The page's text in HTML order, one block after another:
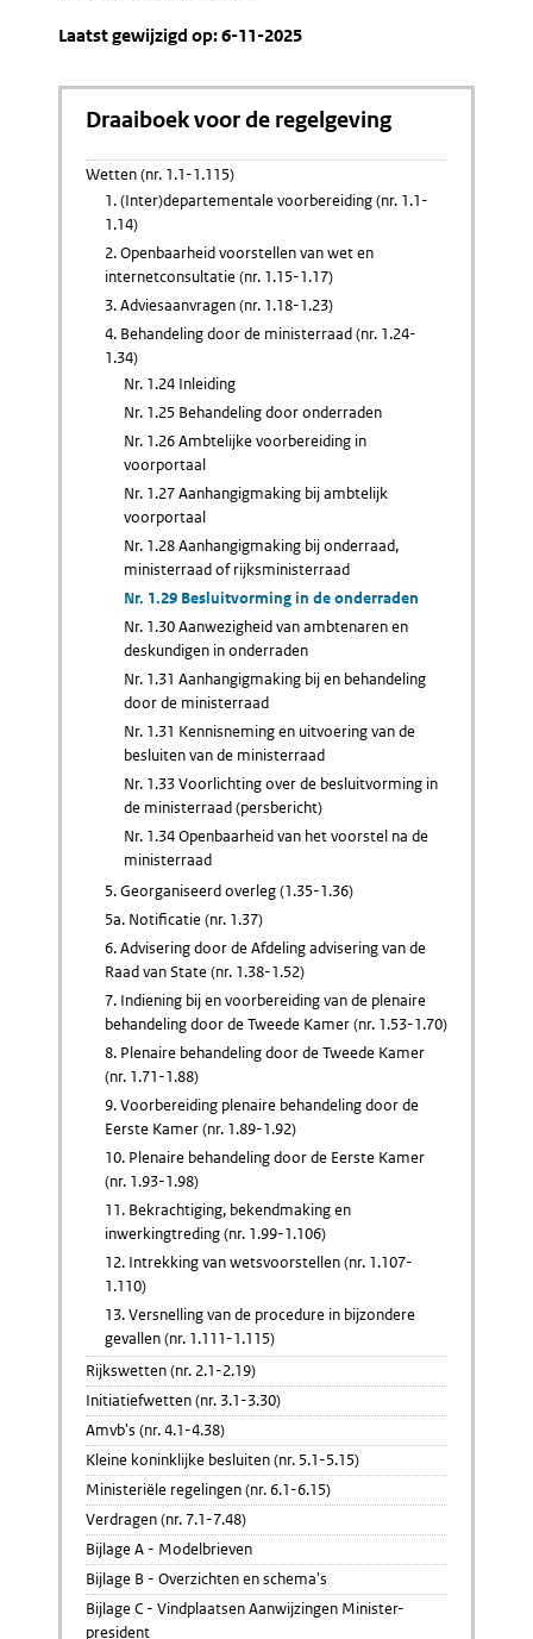
Laatst gewijzigd op: 6-11-2025
Draaiboek voor de regelgeving
Wetten (nr. 1.1-1.115)
1. (Inter)departementale voorbereiding (nr. 1.1-
1.14)
2. Openbaarheid voorstellen van wet en
internetconsultatie (nr. 1.15-1.17)
3. Adviesaanvragen (nr. 1.18-1.23)
4. Behandeling door de ministerraad (nr. 1.24-
1.34)
Nr. 1.24 Inleiding
Nr. 1.25 Behandeling door onderraden
Nr. 1.26 Ambtelijke voorbereiding in
voorportaal
Nr. 1.27 Aanhangigmaking bij ambtelijk
voorportaal
Nr. 1.28 Aanhangigmaking bij onderraad,
ministerraad of rijksministerraad
Nr. 1.29 Besluitvorming in de onderraden
Nr. 1.30 Aanwezigheid van ambtenaren en
deskundigen in onderraden
Nr. 1.31 Aanhangigmaking bij en behandeling
door de ministerraad
Nr. 1.31 Kennisneming en uitvoering van de
besluiten van de ministerraad
Nr. 1.33 Voorlichting over de besluitvorming in
de ministerraad (persbericht)
Nr. 1.34 Openbaarheid van het voorstel na de
ministerraad
5. Georganiseerd overleg (1.35-1.36)
5a. Notificatie (nr. 1.37)
6. Advisering door de Afdeling advisering van de
Raad van State (nr. 1.38-1.52)
7. Indiening bij en voorbereiding van de plenaire
behandeling door de Tweede Kamer (nr. 1.53-1.70)
8. Plenaire behandeling door de Tweede Kamer
(nr. 1.71-1.88)
9. Voorbereiding plenaire behandeling door de
Eerste Kamer (nr. 1.89-1.92)
10. Plenaire behandeling door de Eerste Kamer
(nr. 1.93-1.98)
11. Bekrachtiging, bekendmaking en
inwerkingtreding (nr. 1.99-1.106)
12. Intrekking van wetsvoorstellen (nr. 1.107-
1.110)
13. Versnelling van de procedure in bijzondere
gevallen (nr. 1.111-1.115)
Rijkswetten (nr. 2.1-2.19)
Initiatiefwetten (nr. 3.1-3.30)
Amvb's (nr. 4.1-4.38)
Kleine koninklijke besluiten (nr. 5.1-5.15)
Ministeriële regelingen (nr. 6.1-6.15)
Verdragen (nr. 7.1-7.48)
Bijlage A - Modelbrieven
Bijlage B - Overzichten en schema's
Bijlage C - Vindplaatsen Aanwijzingen Minister-
president